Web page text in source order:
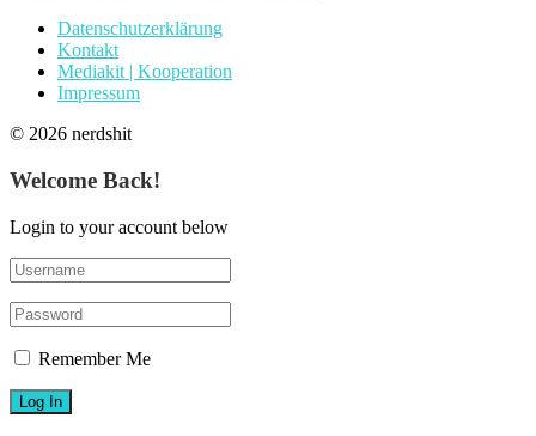
Datenschutzerklärung
Kontakt
Mediakit | Kooperation
Impressum
© 2026 nerdshit
Welcome Back!
Login to your account below
Remember Me